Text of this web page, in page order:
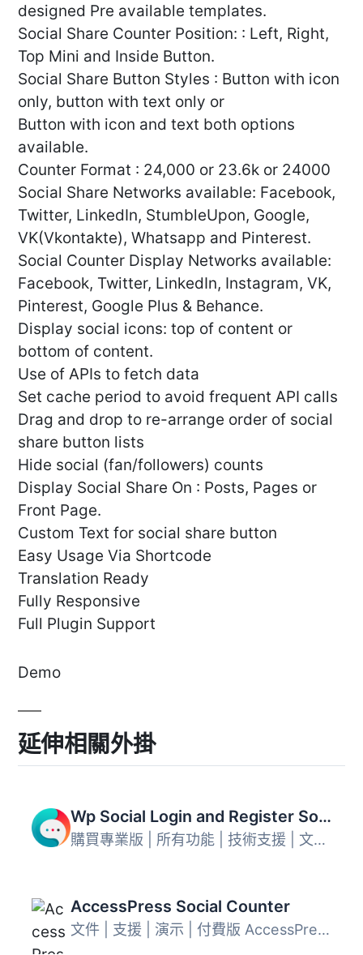
designed Pre available templates.
Social Share Counter Position: : Left, Right,
Top Mini and Inside Button.
Social Share Button Styles : Button with icon
only, button with text only or
Button with icon and text both options
available.
Counter Format : 24,000 or 23.6k or 24000
Social Share Networks available: Facebook,
Twitter, LinkedIn, StumbleUpon, Google,
VK(Vkontakte), Whatsapp and Pinterest.
Social Counter Display Networks available:
Facebook, Twitter, LinkedIn, Instagram, VK,
Pinterest, Google Plus & Behance.
Display social icons: top of content or
bottom of content.
Use of APIs to fetch data
Set cache period to avoid frequent API calls
Drag and drop to re-arrange order of social
share button lists
Hide social (fan/followers) counts
Display Social Share On : Posts, Pages or
Front Page.
Custom Text for social share button
Easy Usage Via Shortcode
Translation Ready
Fully Responsive
Full Plugin Support
Demo
延伸相關外掛
Wp Social Login and Register Social Counter
購買專業版 | 所有功能 | 技術支援 | 文件 | 視頻教程 | 建...
AccessPress Social Counter
文件 | 支援 | 演示 | 付費版 AccessPress Social Counter 是...